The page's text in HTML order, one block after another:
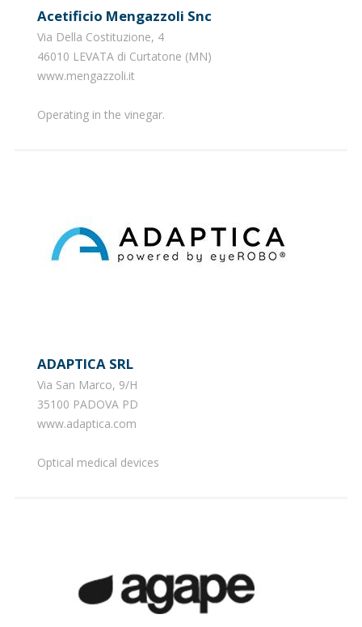
Acetificio Mengazzoli Snc
Via Della Costituzione, 4
46010 LEVATA di Curtatone (MN)
www.mengazzoli.it
Operating in the vinegar.
ADAPTICA SRL
Via San Marco, 9/H
35100 PADOVA PD
www.adaptica.com
Optical medical devices